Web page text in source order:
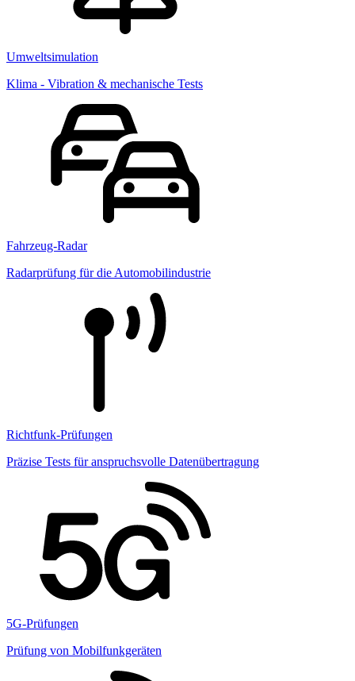
Umweltsimulation
Klima - Vibration & mechanische Tests
Fahrzeug-Radar
Radarprüfung für die Automobilindustrie
Richtfunk-Prüfungen
Präzise Tests für anspruchsvolle Datenübertragung
5G-Prüfungen
Prüfung von Mobilfunkgeräten